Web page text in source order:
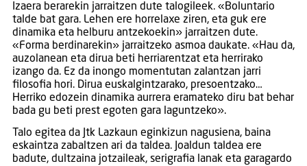
Izaera berarekin jarraitzen dute talogileek. «Boluntario
talde bat gara. Lehen ere horrelaxe ziren, eta guk ere
dinamika eta helburu antzekoekin» jarraitzen dute.
«Forma berdinarekin» jarraitzeko asmoa daukate. «Hau da,
auzolanean eta dirua beti herriarentzat eta herrirako
izango da. Ez da inongo momentutan zalantzan jarri
filosofia hori. Dirua euskalgintzarako, presoentzako…
Herriko edozein dinamika aurrera eramateko diru bat behar
bada gu beti prest egoten gara laguntzeko».
Talo egitea da Jtk Lazkaun eginkizun nagusiena, baina
eskaintza zabaltzen ari da taldea. Joaldun taldea ere
badute, dultzaina jotzaileak, serigrafia lanak eta garagardo